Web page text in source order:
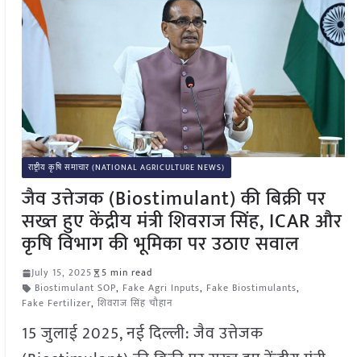
राष्ट्रीय कृषि समाचार (NATIONAL AGRICULTURE NEWS)
जैव उत्तेजक (Biostimulant) की बिक्री पर
सख्त हुए केंद्रीय मंत्री शिवराज सिंह, ICAR और
कृषि विभाग की भूमिका पर उठाए सवाल
July 15, 2025
5 min read
Biostimulant SOP, Fake Agri Inputs, Fake Biostimulants,
Fake Fertilizer, शिवराज सिंह चौहान
15 जुलाई 2025, नई दिल्ली: जैव उत्तेजक